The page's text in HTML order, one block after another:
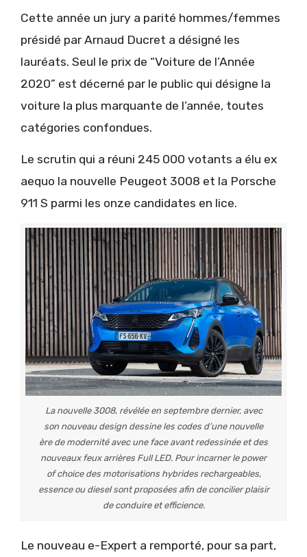
Cette année un jury a parité hommes/femmes
présidé par Arnaud Ducret a désigné les
lauréats. Seul le prix de “Voiture de l’Année
2020” est décerné par le public qui désigne la
voiture la plus marquante de l’année, toutes
catégories confondues.
Le scrutin qui a réuni 245 000 votants a élu ex
aequo la nouvelle Peugeot 3008 et la Porsche
911 S parmi les onze candidates en lice.
La nouvelle 3008, révélée en septembre dernier, avec
son nouveau design dessine les codes d’une nouvelle
ère de modernité avec une face avant redessinée et des
nouveaux feux arrières Full LED. Pour incarner le power
of choice des motorisations hybrides rechargeables,
essence ou diesel sont proposées afin de concilier plaisir
de conduire et efficience.
Le nouveau e-Expert a remporté, pour sa part,